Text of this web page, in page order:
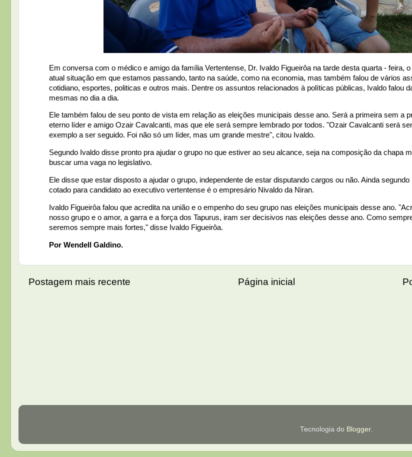
Em conversa com o médico e amigo da família Vertentense, Dr. Ivaldo Figueirôa na tarde desta quarta - feira,
atual situação em que estamos passando, tanto na saúde, como na economia, mas também falou de vários
cotidiano, esportes, politicas e outros mais. Dentre os assuntos relacionados à políticas públicas, Ivaldo falou
mesmas no dia a dia.
Ele também falou de seu ponto de vista em relação as eleições municipais desse ano. Será a primeira sem a
eterno líder e amigo Ozair Cavalcanti, mas que ele será sempre lembrado por todos. "Ozair Cavalcanti será
exemplo a ser seguido. Foi não só um líder, mas um grande mestre", citou Ivaldo.
Segundo Ivaldo disse pronto pra ajudar o grupo no que estiver ao seu alcance, seja na composição da chapa
buscar uma vaga no legislativo.
Ele disse que estar disposto a ajudar o grupo, independente de estar disputando cargos ou não. Ainda
cotado para candidato ao executivo vertentense é o empresário Nivaldo da Niran.
Ivaldo Figueirôa falou que acredita na união e o empenho do seu grupo nas eleições municipais desse ano.
nosso grupo e o amor, a garra e a força dos Tapurus, iram ser decisivos nas eleições desse ano. Como
seremos sempre mais fortes," disse Ivaldo Figueirôa.
Por Wendell Galdino.
Postagem mais recente Página inicial
Tecnologia do Blogger.